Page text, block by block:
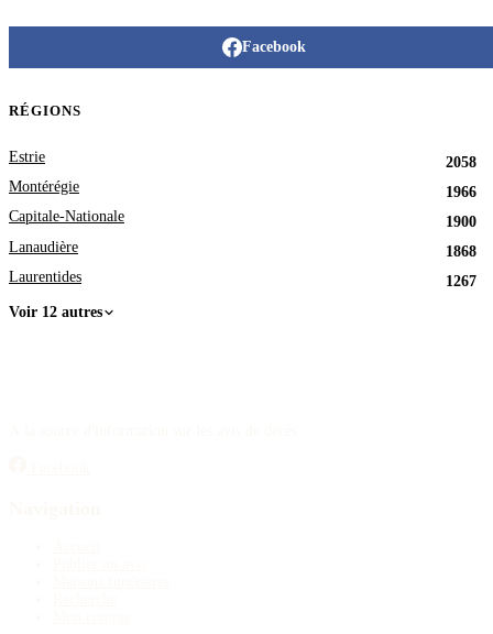
Facebook
RÉGIONS
Estrie
2058
Montérégie
1966
Capitale-Nationale
1900
Lanaudière
1868
Laurentides
1267
Voir 12 autres